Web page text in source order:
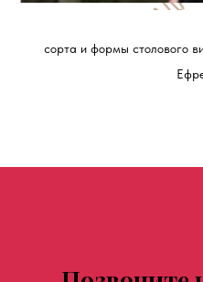
сорта и формы столового